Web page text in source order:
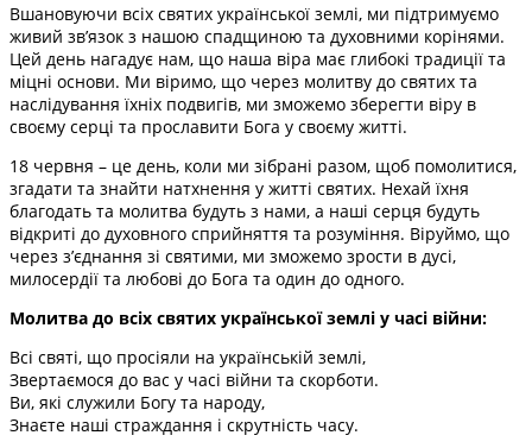
Вшановуючи всіх святих української землі, ми підтримуємо
живий зв’язок з нашою спадщиною та духовними корінями.
Цей день нагадує нам, що наша віра має глибокі традиції та
міцні основи. Ми віримо, що через молитву до святих та
наслідування їхніх подвигів, ми зможемо зберегти віру в
своєму серці та прославити Бога у своєму житті.
18 червня – це день, коли ми зібрані разом, щоб помолитися,
згадати та знайти натхнення у житті святих. Нехай їхня
благодать та молитва будуть з нами, а наші серця будуть
відкриті до духовного сприйняття та розуміння. Віруймо, що
через з’єднання зі святими, ми зможемо зрости в дусі,
милосердії та любові до Бога та один до одного.
Молитва до всіх святих української землі у часі війни:
Всі святі, що просіяли на українській землі,
Звертаємося до вас у часі війни та скорботи.
Ви, які служили Богу та народу,
Знаєте наші страждання і скрутність часу.